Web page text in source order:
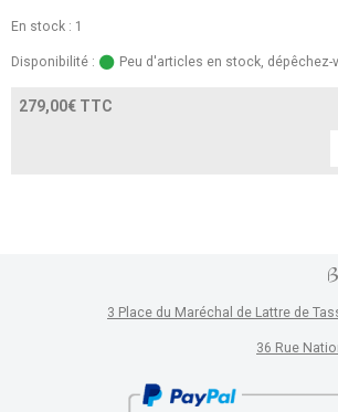
En stock : 1
Disponibilité : Peu d'articles en stock,
279,00€ TTC
3 Place du Maréchal de Lattre de
36 Rue